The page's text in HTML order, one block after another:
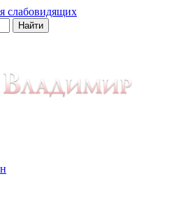
слабовидящих